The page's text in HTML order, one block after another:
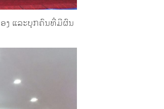
ງ ແລະບຸກຄົນທີ່ມີຜົນ